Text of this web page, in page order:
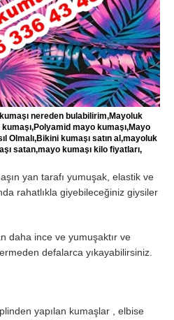
nereden bulabilirim,Mayoluk
mayo kumaşı,Mayo
Olmalı,Bikini kumaşı satın al,mayoluk
satan,mayo kumaşı kilo fiyatları,
yan tarafı yumuşak, elastik ve
rahatlıkla giyebileceğiniz giysiler
daha ince ve yumuşaktır ve
defalarca yıkayabilirsiniz.
yapılan kumaşlar , elbise